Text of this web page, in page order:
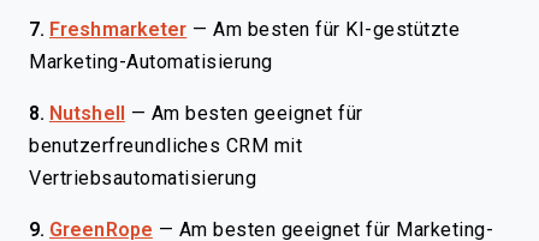
7. Freshmarketer —Am besten für KI-gestützte
Marketing-Automatisierung
8. Nutshell — Am besten geeignet für
benutzerfreundliches CRM mit
Vertriebsautomatisierung
9. GreenRope — Am besten geeignet für Marketing-